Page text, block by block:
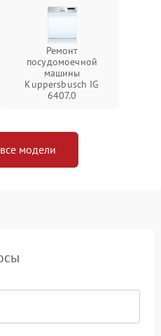
Ремонт
посудомоечной
машины
Kuppersbusch IG
6407.0
модели